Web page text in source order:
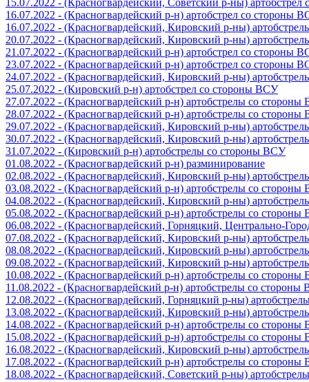
16.07.2022 - (Красногвардейский р-н) артобстрел со стороны
16.07.2022 - (Красногвардейский, Кировский р-ны)
20.07.2022 - (Красногвардейский, Кировский р-ны)
21.07.2022 - (Красногвардейский р-н) артобстрел со стороны
23.07.2022 - (Красногвардейский р-н) артобстрел со стороны
24.07.2022 - (Красногвардейский, Кировский р-ны)
25.07.2022 - (Кировский р-н) артобстрел со стороны ВСУ
27.07.2022 - (Красногвардейский р-н) артобстрелы со
28.07.2022 - (Красногвардейский р-н) артобстрелы со
29.07.2022 - (Красногвардейский, Кировский р-ны)
30.07.2022 - (Красногвардейский, Кировский р-ны)
31.07.2022 - (Кировский р-н) артобстрелы со стороны ВСУ
01.08.2022 - (Красногвардейский р-н) разминирование
02.08.2022 - (Красногвардейский, Кировский р-ны)
03.08.2022 - (Красногвардейский р-н) артобстрелы со
04.08.2022 - (Красногвардейский, Кировский р-ны)
05.08.2022 - (Красногвардейский р-н) артобстрелы со
06.08.2022 - (Красногвардейский, Горняцкий, Центрально-
07.08.2022 - (Красногвардейский, Кировский р-ны)
08.08.2022 - (Красногвардейский, Кировский р-ны)
09.08.2022 - (Красногвардейский, Кировский р-ны)
10.08.2022 - (Красногвардейский р-н) артобстрелы со
11.08.2022 - (Красногвардейский р-н) артобстрелы со стороны
12.08.2022 - (Красногвардейский, Горняцкий р-ны)
13.08.2022 - (Красногвардейский, Кировский р-ны)
14.08.2022 - (Красногвардейский р-н) артобстрелы со
15.08.2022 - (Красногвардейский р-н) артобстрелы со
16.08.2022 - (Красногвардейский, Кировский р-ны)
17.08.2022 - (Красногвардейский р-н) артобстрелы со
18.08.2022 - (Красногвардейский, Советский р-ны)